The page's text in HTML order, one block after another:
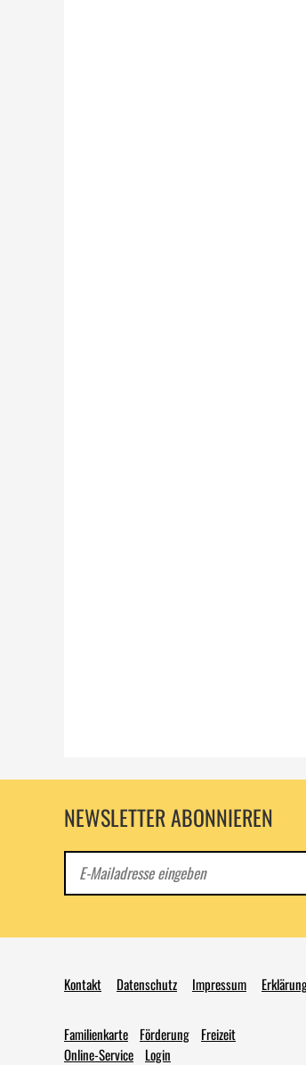
NEWSLETTER ABONNIEREN
Mail
Kontakt Datenschutz Impressum
Familienkarte Förderung
Freizeit
Online-Service
Login